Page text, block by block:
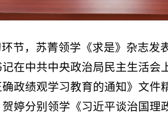
节，苏菁领学《求是》杂志发
在中共中央政治局民主生活
政绩观学习教育的通知》文
婷分别领学《习近平谈治国理